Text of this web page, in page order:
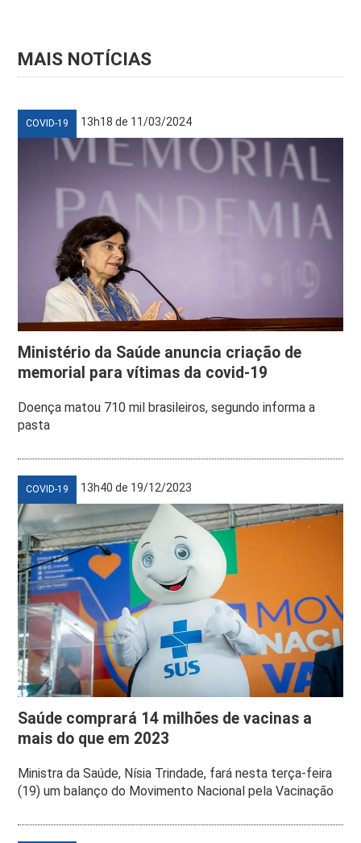
MAIS NOTÍCIAS
COVID-19 13h18 de 11/03/2024
Ministério da Saúde anuncia criação de
memorial para vítimas da covid-19
Doença matou 710 mil brasileiros, segundo informa a
pasta
COVID-19 13h40 de 19/12/2023
Saúde comprará 14 milhões de vacinas a
mais do que em 2023
Ministra da Saúde, Nísia Trindade, fará nesta terça-feira
(19) um balanço do Movimento Nacional pela Vacinação